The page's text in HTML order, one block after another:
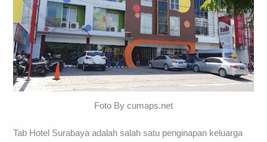
Foto By cumaps.net
Tab Hotel Surabaya adalah salah satu penginapan keluarga